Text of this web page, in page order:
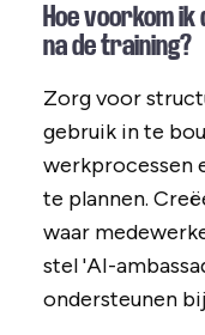
Hoe voorkom
na de training?
Zorg voor
gebruik in te
werkprocessen
te plannen.
waar
stel 'AI-
ondersteunen